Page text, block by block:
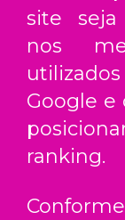
site seja
nos
Google e
ranking.